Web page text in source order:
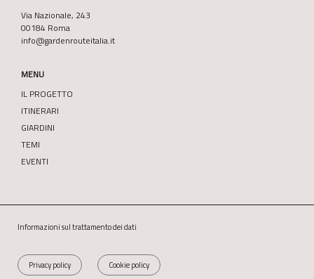
Via Nazionale, 243
00184 Roma
info@gardenrouteitalia.it
MENU
IL PROGETTO
ITINERARI
GIARDINI
TEMI
EVENTI
Informazioni sul trattamento dei dati
Privacy policy Cookie policy